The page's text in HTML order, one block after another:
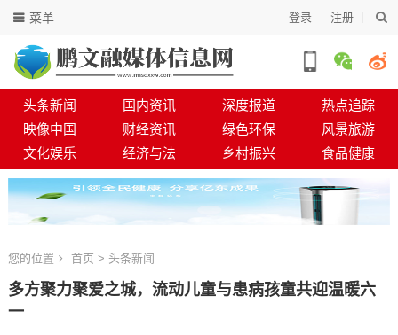
登录 注册
菜单
头条新闻 国内资讯 深度报道
热点追踪
映像中国
财经资讯 绿色环保
风景旅游
文化娱乐
经济与法 乡村振兴 食品健康
您的位置 首页 > 头条新闻
多方聚力聚爱之城，流动儿童与患病孩童共迎温暖六
一